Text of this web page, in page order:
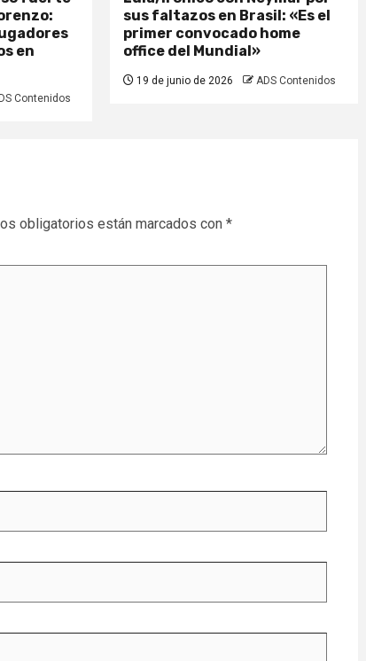
en
Contenidos
sus faltazos en Brasil: «Es el
primer convocado home
office del Mundial»
19 de junio de 2026 ADS Contenidos
obligatorios están marcados con *